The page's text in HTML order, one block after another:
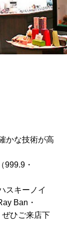
かな技術が高
999.9・
スキーノイ
Ban・
ひご来店下